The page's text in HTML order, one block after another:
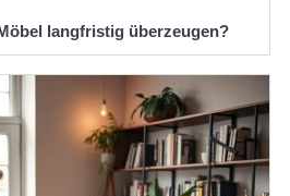
langfristig überzeugen?